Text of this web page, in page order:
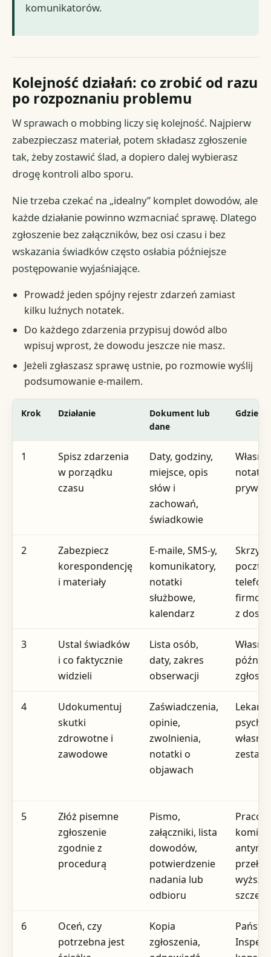
komunikatorów.
Kolejność działań: co zrobić od razu
po rozpoznaniu problemu
W sprawach o mobbing liczy się kolejność. Najpierw
zabezpieczasz materiał, potem składasz zgłoszenie
tak, żeby zostawić ślad, a dopiero dalej wybierasz
drogę kontroli albo sporu.
Nie trzeba czekać na „idealny” komplet dowodów, ale
każde działanie powinno wzmacniać sprawę. Dlatego
zgłoszenie bez załączników, bez osi czasu i bez
wskazania świadków często osłabia późniejsze
postępowanie wyjaśniające.
Prowadź jeden spójny rejestr zdarzeń zamiast
kilku luźnych notatek.
Do każdego zdarzenia przypisuj dowód albo
wpisuj wprost, że dowodu jeszcze nie masz.
Jeżeli zgłaszasz sprawę ustnie, po rozmowie wyślij
podsumowanie e-mailem.
Krok Działanie
Dokument lub
dane
Gdzie
1
Spisz zdarzenia
w porządku
czasu
Daty, godziny,
miejsce, opis
słów i
zachowań,
świadkowie
2
Zabezpiecz
korespondencję
i materiały
E-maile, SMS-y,
komunikatory,
notatki
służbowe,
kalendarz
z
3
Ustal świadków
i co faktycznie
widzieli
Lista osób,
daty, zakres
obserwacji
później
4
Udokumentuj
skutki
zdrowotne i
zawodowe
Zaświadczenia,
opinie,
zwolnienia,
notatki o
objawach
Lekarz,
własne
5
Złóż pisemne
zgłoszenie
zgodnie z
procedurą
Pismo,
załączniki, lista
dowodów,
potwierdzenie
nadania lub
odbioru
komisja
6
Oceń, czy
potrzebna jest
Kopia
zgłoszenia,